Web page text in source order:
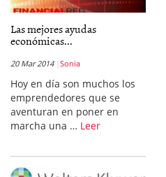
Las mejores ayudas
económicas...
20 Mar 2014 Sonia
Hoy en día son muchos los
emprendedores que se
aventuran en poner en
marcha una … Leer